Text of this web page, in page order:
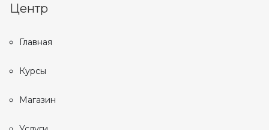
Центр
Главная
Курсы
Магазин